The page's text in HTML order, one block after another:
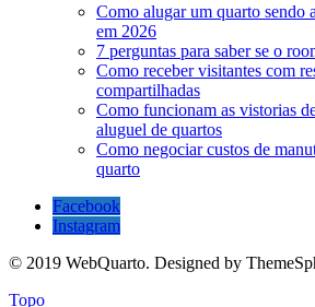
Como alugar um quarto sendo
em 2026
7 perguntas para saber se o
Como receber visitantes com
compartilhadas
Como funcionam as vistorias
aluguel de quartos
Como negociar custos de
quarto
Facebook
Instagram
© 2019 WebQuarto. Designed by
Topo